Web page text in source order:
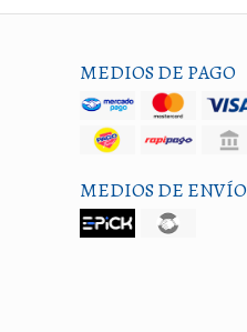
MEDIOS DE PAGO
MEDIOS DE ENVÍO